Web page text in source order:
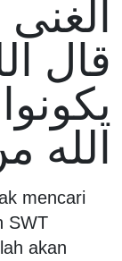
قال
الله
mencari
SWT
akan